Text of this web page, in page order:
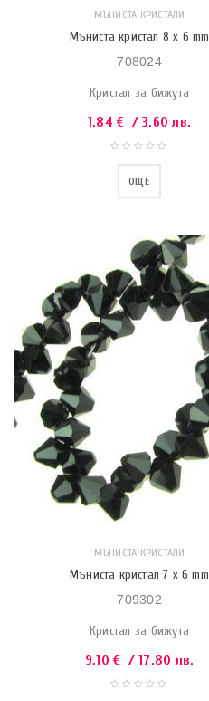
МЪНИСТА КРИСТАЛИ
Мъниста кристал 8 x 6 mm
708024
Кристал за бижута
1.84€ / 3.60 лв.
ОЩЕ
МЪНИСТА КРИСТАЛИ
Мъниста кристал 7 x 6 mm
709302
Кристал за бижута
9.10 € / 17.80 лв.